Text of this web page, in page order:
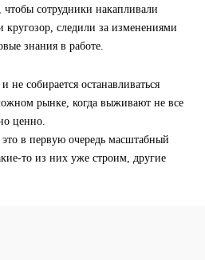
сотрудники накапливали
кругозор, следили за изменениями
знания в работе.
не собирается останавливаться
рынке, когда выживают не все
ценно.
в первую очередь масштабный
то из них уже строим, другие